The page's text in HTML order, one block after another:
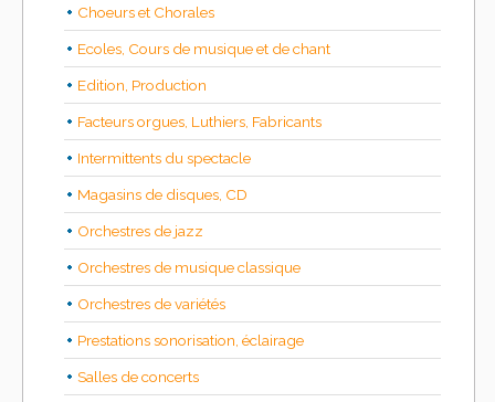
Choeurs et Chorales
Ecoles, Cours de musique et de chant
Edition, Production
Facteurs orgues, Luthiers, Fabricants
Intermittents du spectacle
Magasins de disques, CD
Orchestres de jazz
Orchestres de musique classique
Orchestres de variétés
Prestations sonorisation, éclairage
Salles de concerts